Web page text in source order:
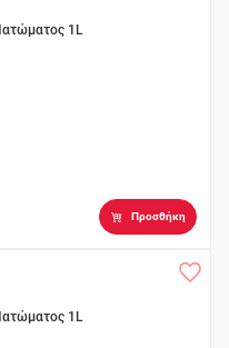
1L
Προσθήκη
1L